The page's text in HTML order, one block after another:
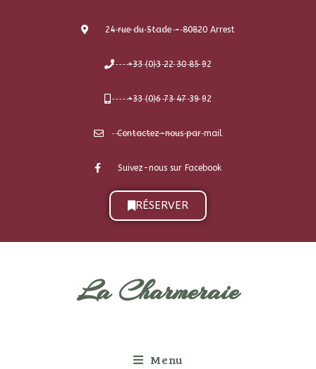
place. Merci de votre compréhension.
24 rue du Stade - 80820 Arrest
+33 (0)3 22 30 85 92
+33 (0)6 73 47 39 92
Contactez-nous par mail
Suivez-nous sur Facebook
RÉSERVER
La Charmeraie
Menu